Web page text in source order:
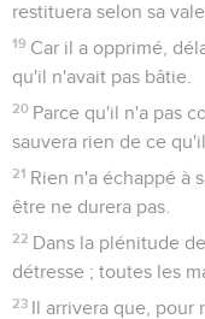
restituera selon sa
19 Car il a opprimé,
qu'il n'avait pas bâtie.
20 Parce qu'il n'a pas
sauvera rien de ce
21 Rien n'a échappé à
être ne durera pas.
22 Dans la plénitude
détresse ; toutes les
23 Il arrivera que, pour